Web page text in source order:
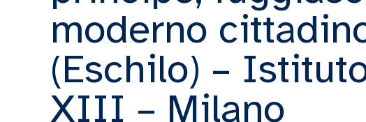
moderno
(Eschilo) –
XIII – Milano